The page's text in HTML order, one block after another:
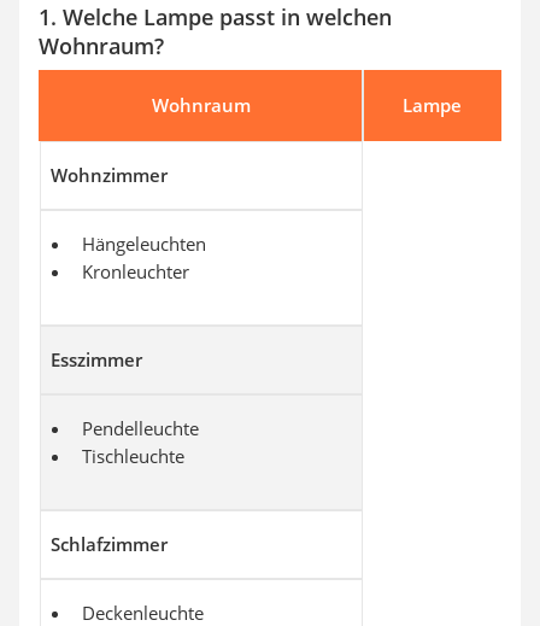
1. Welche Lampe passt in welchen
Wohnraum?
Wohnraum Lampe
Wohnzimmer
Hängeleuchten
Kronleuchter
Esszimmer
Pendelleuchte
Tischleuchte
Schlafzimmer
Deckenleuchte